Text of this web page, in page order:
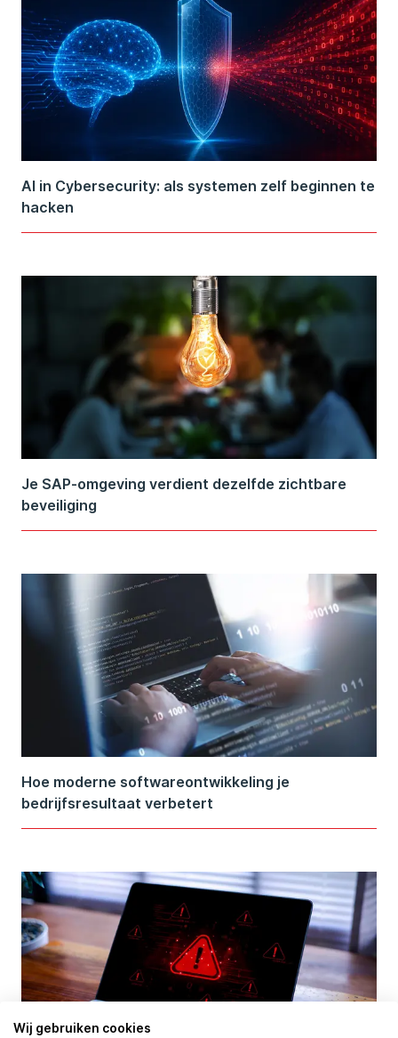
AI in Cybersecurity: als systemen zelf beginnen te
hacken
Je SAP-omgeving verdient dezelfde zichtbare
beveiliging
Hoe moderne softwareontwikkeling je
bedrijfsresultaat verbetert
Wij gebruiken cookies